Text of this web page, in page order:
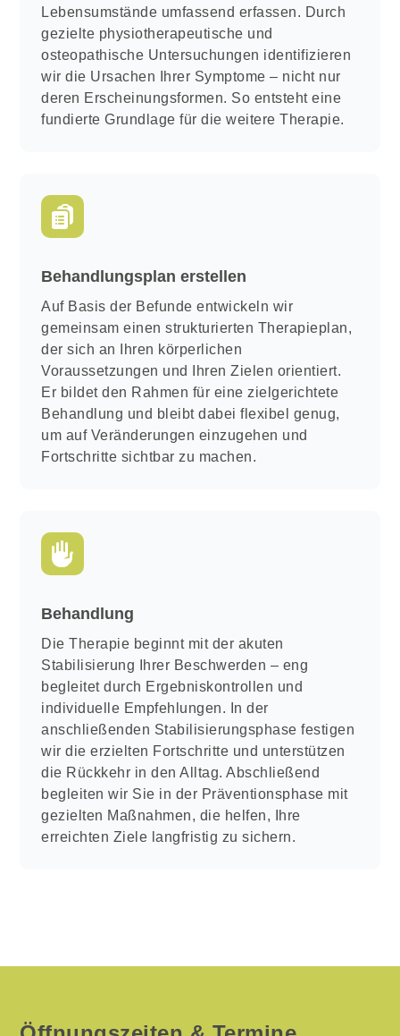
Lebensumstände umfassend erfassen. Durch
gezielte physiotherapeutische und
osteopathische Untersuchungen identifizieren
wir die Ursachen Ihrer Symptome – nicht nur
deren Erscheinungsformen. So entsteht eine
fundierte Grundlage für die weitere Therapie.
Behandlungsplan erstellen
Auf Basis der Befunde entwickeln wir
gemeinsam einen strukturierten Therapieplan,
der sich an Ihren körperlichen
Voraussetzungen und Ihren Zielen orientiert.
Er bildet den Rahmen für eine zielgerichtete
Behandlung und bleibt dabei flexibel genug,
um auf Veränderungen einzugehen und
Fortschritte sichtbar zu machen.
Behandlung
Die Therapie beginnt mit der akuten
Stabilisierung Ihrer Beschwerden – eng
begleitet durch Ergebniskontrollen und
individuelle Empfehlungen. In der
anschließenden Stabilisierungsphase festigen
wir die erzielten Fortschritte und unterstützen
die Rückkehr in den Alltag. Abschließend
begleiten wir Sie in der Präventionsphase mit
gezielten Maßnahmen, die helfen, Ihre
erreichten Ziele langfristig zu sichern.